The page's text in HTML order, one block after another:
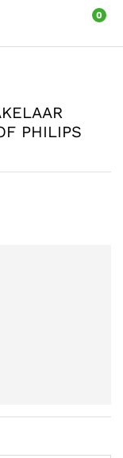
0
PHILIPS